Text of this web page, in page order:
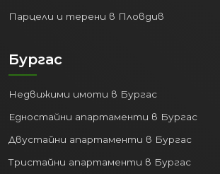
Парцели и терени в Пловдив
Бургас
Недвижими имоти в Бургас
Едностайни апартаменти в Бургас
Двустайни апартаменти в Бургас
Тристайни апартаменти в Бургас